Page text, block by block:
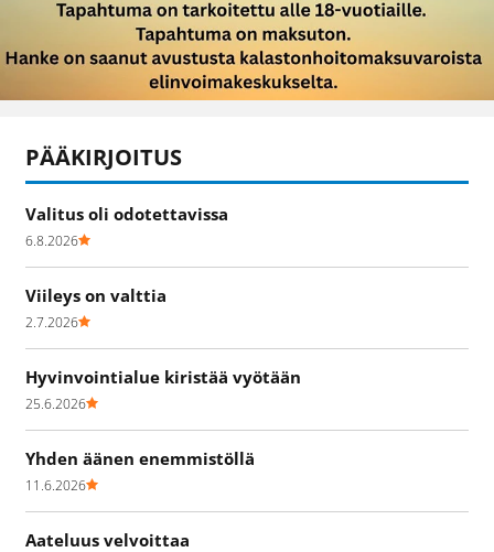
PÄÄKIRJOITUS
Valitus oli odotettavissa
6.8.2026
Viileys on valttia
2.7.2026
Hyvinvointialue kiristää vyötään
25.6.2026
Yhden äänen enemmistöllä
11.6.2026
Aateluus velvoittaa